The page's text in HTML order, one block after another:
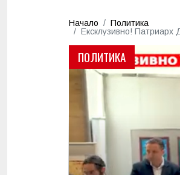
Начало
Политика
Ексклузивно!
ПОЛИТИКА